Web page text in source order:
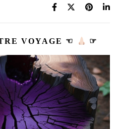
VOYAGE ☜ ☞